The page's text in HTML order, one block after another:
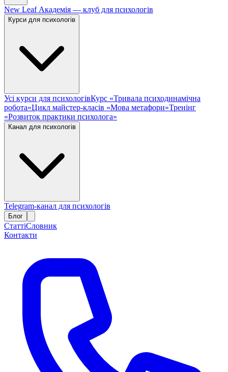
New Leaf Академія — клуб для психологів
Курси для психологів
Усі курси для психологівКурс «Тривала психодинамічна
робота»Цикл майстер-класів «Мова метафори»Тренінг
«Розвиток практики психолога»
Канал для психологів
Telegram-канал для психологів
Блог
СтаттіСловник
Контакти